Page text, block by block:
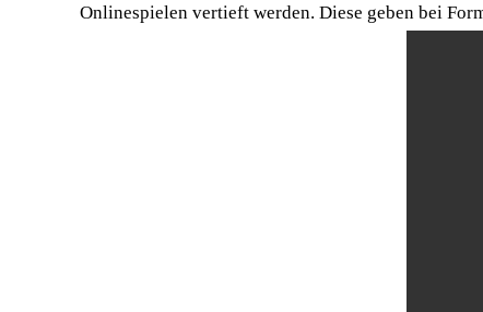
Onlinespielen vertieft werden. Diese geben bei